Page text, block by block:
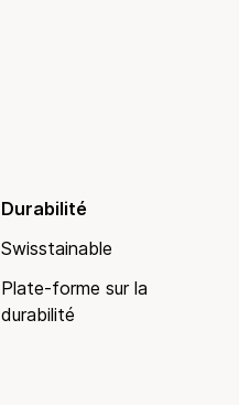
Durabilité
Swisstainable
Plate-forme sur la
durabilité